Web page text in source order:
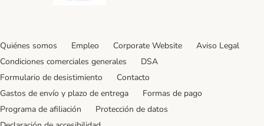
Quiénes somos Empleo Corporate Website
Aviso Legal
Condiciones comerciales generales
DSA
Formulario de desistimiento
Contacto
Gastos de envío y plazo de entrega
Formas de pago
Programa de afiliación
Protección de datos